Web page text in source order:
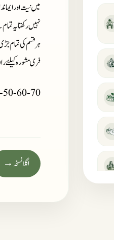
میں نیت اور
نہیں رکھتا یہ
ہر قسم کی تمام
فری مشورہ کیلئے
60-70
اگلا نسخہ →